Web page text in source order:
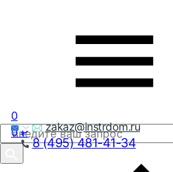
zakaz@instrdom.ru
8 (495) 481-41-34
0
0₽